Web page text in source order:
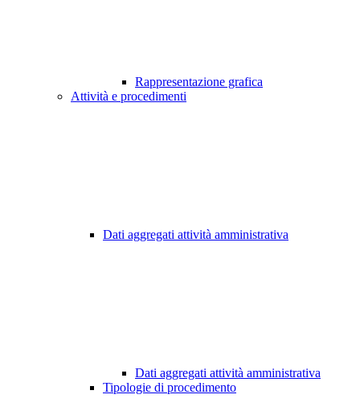
Rappresentazione grafica
Attività e procedimenti
Dati aggregati attività amministrativa
Dati aggregati attività amministrativa
Tipologie di procedimento